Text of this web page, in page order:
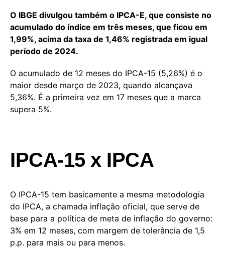
O IBGE divulgou também o IPCA-E, que consiste no
acumulado do índice em três meses, que ficou em
1,99%, acima da taxa de 1,46% registrada em igual
período de 2024.
O acumulado de 12 meses do IPCA-15 (5,26%) é o
maior desde março de 2023, quando alcançava
5,36%. É a primeira vez em 17 meses que a marca
supera 5%.
IPCA-15 x IPCA
O IPCA-15 tem basicamente a mesma metodologia
do IPCA, a chamada inflação oficial, que serve de
base para a política de meta de inflação do governo:
3% em 12 meses, com margem de tolerância de 1,5
p.p. para mais ou para menos.